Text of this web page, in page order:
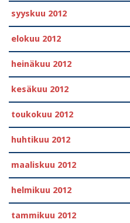
syyskuu 2012
elokuu 2012
heinäkuu 2012
kesäkuu 2012
toukokuu 2012
huhtikuu 2012
maaliskuu 2012
helmikuu 2012
tammikuu 2012